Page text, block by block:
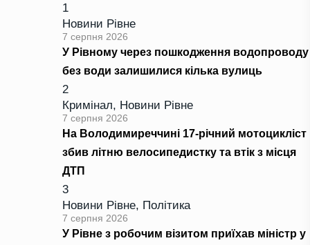
1
Новини Рівне
7 серпня 2026
У Рівному через пошкодження водопроводу
без води залишилися кілька вулиць
2
Кримінал, Новини Рівне
7 серпня 2026
На Володимиреччині 17-річний мотоцикліст
збив літню велосипедистку та втік з місця
ДТП
3
Новини Рівне, Політика
7 серпня 2026
У Рівне з робочим візитом приїхав міністр у